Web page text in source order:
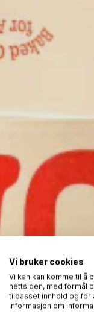
Vi bruker cookies
Vi kan kan komme til å
nettsiden, med formål
tilpasset innhold og
informasjon om